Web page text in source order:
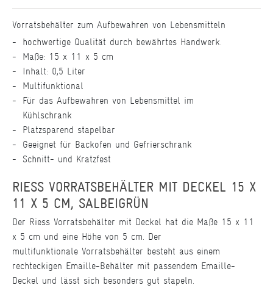
Vorratsbehälter zum Aufbewahren von Lebensmitteln
hochwertige Qualität durch bewährtes Handwerk.
Maße: 15 x 11 x 5 cm
Inhalt: 0,5 Liter
Multifunktional
Für das Aufbewahren von Lebensmittel im
Kühlschrank
Platzsparend stapelbar
Geeignet für Backofen und Gefrierschrank
Schnitt- und Kratzfest
RIESS VORRATSBEHÄLTER MIT DECKEL 15 X
11 X 5 CM, SALBEIGRÜN
Der Riess Vorratsbehälter mit Deckel hat die Maße 15 x 11
x 5 cm und eine Höhe von 5 cm. Der
multifunktionale Vorratsbehälter besteht aus einem
rechteckigen Emaille-Behälter mit passendem Emaille-
Deckel und lässt sich besonders gut stapeln.